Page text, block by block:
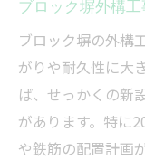
ブロック塀外構
ブロック塀の外構
がりや耐久性に大
ば、せっかくの新
があります。特に
や鉄筋の配置計画